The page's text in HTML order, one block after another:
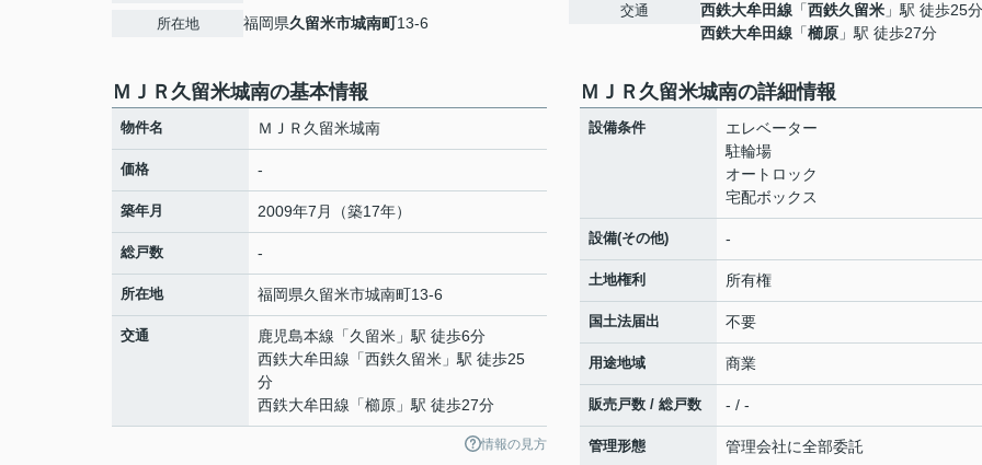
所在地 福岡県久留米市城南町13-6
交通
西鉄大牟田線 「西鉄久留米 」駅 徒歩25分
西鉄大牟田線 「櫛原 」駅 徒歩27分
ＭＪＲ久留米城南の基本情報
物件名 ＭＪＲ久留米城南
価格 -
築年月 2009年7月（築17年）
総戸数 -
所在地 福岡県久留米市城南町13-6
交通 鹿児島本線 「久留米 」駅 徒歩6分
西鉄大牟田線 「西鉄久留米 」駅 徒歩25
分
西鉄大牟田線 「櫛原 」駅 徒歩27分
情報の見方
ＭＪＲ久留米城南の詳細情報
設備条件
エレベーター
駐輪場
オートロック
宅配ボックス
設備(その他) -
土地権利 所有権
国土法届出 不要
用途地域 商業
販売戸数 / 総戸数 - / -
管理形態 管理会社に全部委託